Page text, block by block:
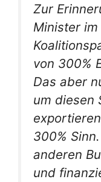
Zur
Minister
von 300%
Das aber
um diesen
300%
anderen
und